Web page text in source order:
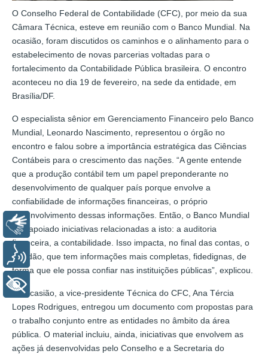
O Conselho Federal de Contabilidade (CFC), por meio da sua
Câmara Técnica, esteve em reunião com o Banco Mundial. Na
ocasião, foram discutidos os caminhos e o alinhamento para o
estabelecimento de novas parcerias voltadas para o
fortalecimento da Contabilidade Pública brasileira. O encontro
aconteceu no dia 19 de fevereiro, na sede da entidade, em
Brasília/DF.
O especialista sênior em Gerenciamento Financeiro pelo Banco
Mundial, Leonardo Nascimento, representou o órgão no
encontro e falou sobre a importância estratégica das Ciências
Contábeis para o crescimento das nações. “A gente entende
que a produção contábil tem um papel preponderante no
desenvolvimento de qualquer país porque envolve a
confiabilidade de informações financeiras, o próprio
desenvolvimento dessas informações. Então, o Banco Mundial
tem apoiado iniciativas relacionadas a isto: a auditoria
financeira, a contabilidade. Isso impacta, no final das contas, o
cidadão, que tem informações mais completas, fidedignas, de
forma que ele possa confiar nas instituições públicas”, explicou.
Na ocasião, a vice-presidente Técnica do CFC, Ana Tércia
Lopes Rodrigues, entregou um documento com propostas para
o trabalho conjunto entre as entidades no âmbito da área
pública. O material incluiu, ainda, iniciativas que envolvem as
ações já desenvolvidas pelo Conselho e a Secretaria do
Libras
Voz